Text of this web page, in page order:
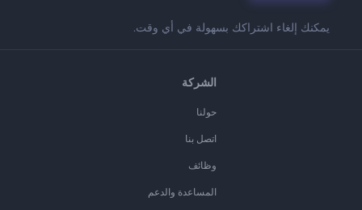
يمكنك إلغاء اشتراكك بسهولة في أي وقت.
الشركة
حولنا
اتصل بنا
وظائف
المساعدة والدعم